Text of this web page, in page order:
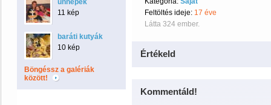
ünnepek
11 kép
baráti kutyák
10 kép
Böngéssz a galériák
között!
Feltöltés ideje: 17 éve
Látta 324 ember.
Értékeld
Kommentáld!